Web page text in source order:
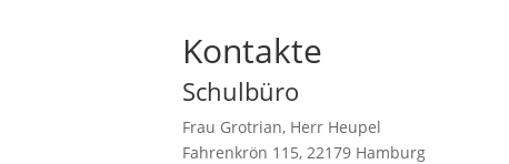
Kontakte
Schulbüro
Frau Grotrian, Herr Heupel
Fahrenkrön 115, 22179 Hamburg